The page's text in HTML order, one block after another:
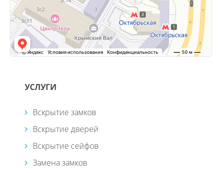
УСЛУГИ
Вскрытие замков
Вскрытие дверей
Вскрытие сейфов
Замена замков